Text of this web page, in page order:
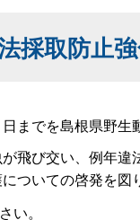
採取防止
までを島根県野生
飛び交い、例年
ついての啓発を図
い。